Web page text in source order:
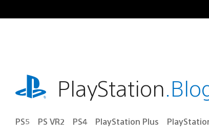
para
playstation.comPlayStation
PS5 PS VR2 PS4 PlayStation Plus